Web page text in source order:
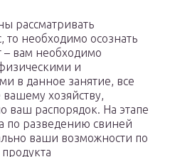
рассматривать
то необходимо осознать
– вам необходимо
и
в данное занятие, все
хозяйству,
ваш распорядок. На этапе
по разведению свиней
ваши возможности по